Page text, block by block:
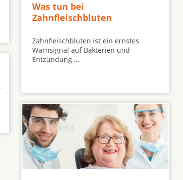
Was tun bei
Zahnfleischbluten
Zahnfleischbluten ist ein ernstes
Warnsignal auf Bakterien und
Entzündung ...